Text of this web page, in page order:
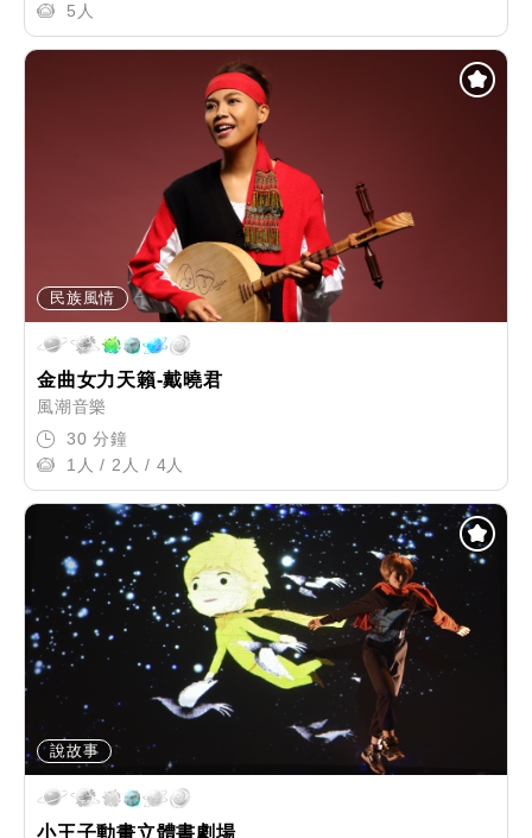
5人
民族風情
金曲女力天籟-戴曉君
風潮音樂
30 分鐘
1人 / 2人 / 4人
說故事
小王子動畫立體書劇場